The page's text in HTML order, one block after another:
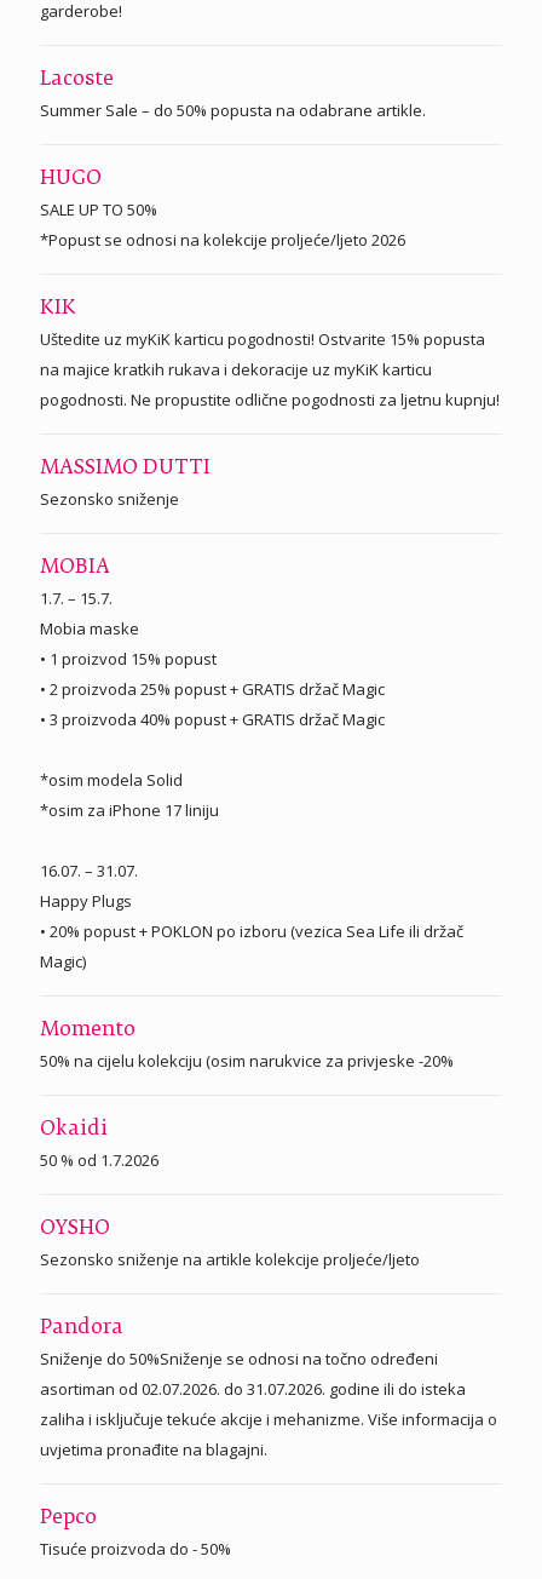
garderobe!
Lacoste
Summer Sale – do 50% popusta na odabrane artikle.
HUGO
SALE UP TO 50%
*Popust se odnosi na kolekcije proljeće/ljeto 2026
KIK
Uštedite uz myKiK karticu pogodnosti! Ostvarite 15% popusta
na majice kratkih rukava i dekoracije uz myKiK karticu
pogodnosti. Ne propustite odlične pogodnosti za ljetnu kupnju!
MASSIMO DUTTI
Sezonsko sniženje
MOBIA
1.7. – 15.7.
Mobia maske
• 1 proizvod 15% popust
• 2 proizvoda 25% popust + GRATIS držač Magic
• 3 proizvoda 40% popust + GRATIS držač Magic
*osim modela Solid
*osim za iPhone 17 liniju
16.07. – 31.07.
Happy Plugs
• 20% popust + POKLON po izboru (vezica Sea Life ili držač
Magic)
Momento
50% na cijelu kolekciju (osim narukvice za privjeske -20%
Okaidi
50 % od 1.7.2026
OYSHO
Sezonsko sniženje na artikle kolekcije proljeće/ljeto
Pandora
Sniženje do 50%Sniženje se odnosi na točno određeni
asortiman od 02.07.2026. do 31.07.2026. godine ili do isteka
zaliha i isključuje tekuće akcije i mehanizme. Više informacija o
uvjetima pronađite na blagajni.
Pepco
Tisuće proizvoda do - 50%